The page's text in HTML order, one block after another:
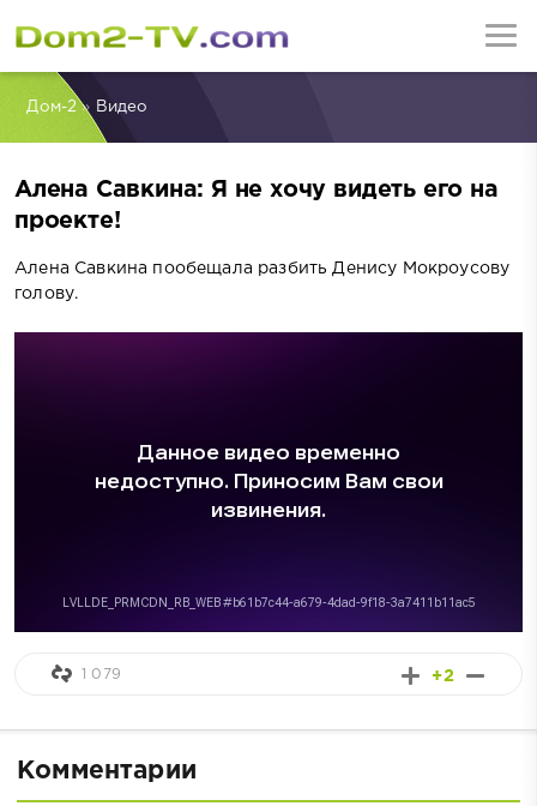
Дом-2» Видео
Алена Савкина: Я не хочу видеть его на
проекте!
Алена Савкина пообещала разбить Денису Мокроусову
голову.
+2
1 079
Комментарии